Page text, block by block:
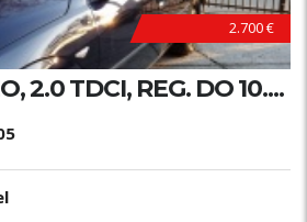
2.700 €
2.0 TDCI, REG. DO 10....